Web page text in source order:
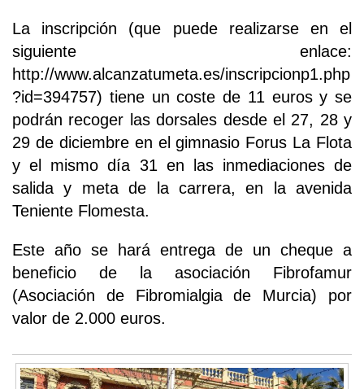
La inscripción (que puede realizarse en el
siguiente enlace:
http://www.alcanzatumeta.es/inscripcionp1.php
?id=394757) tiene un coste de 11 euros y se
podrán recoger las dorsales desde el 27, 28 y
29 de diciembre en el gimnasio Forus La Flota
y el mismo día 31 en las inmediaciones de
salida y meta de la carrera, en la avenida
Teniente Flomesta.
Este año se hará entrega de un cheque a
beneficio de la asociación Fibrofamur
(Asociación de Fibromialgia de Murcia) por
valor de 2.000 euros.